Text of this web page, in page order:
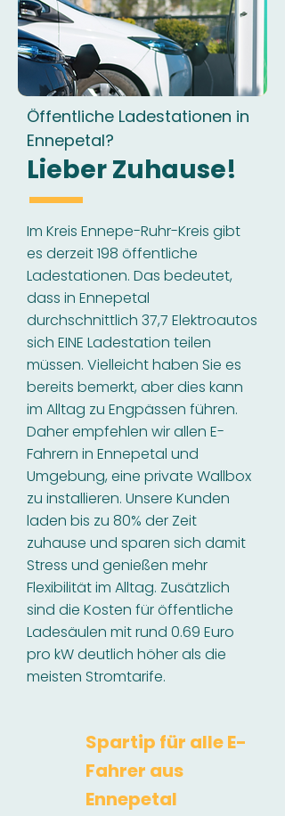
Öffentliche Ladestationen in
Ennepetal?
Lieber Zuhause!
Im Kreis Ennepe-Ruhr-Kreis gibt
es derzeit 198 öffentliche
Ladestationen. Das bedeutet,
dass in Ennepetal
durchschnittlich 37,7 Elektroautos
sich EINE Ladestation teilen
müssen. Vielleicht haben Sie es
bereits bemerkt, aber dies kann
im Alltag zu Engpässen führen.
Daher empfehlen wir allen E-
Fahrern in Ennepetal und
Umgebung, eine private Wallbox
zu installieren. Unsere Kunden
laden bis zu 80% der Zeit
zuhause und sparen sich damit
Stress und genießen mehr
Flexibilität im Alltag. Zusätzlich
sind die Kosten für öffentliche
Ladesäulen mit rund 0.69 Euro
pro kW deutlich höher als die
meisten Stromtarife.
Spartip für alle E-
Fahrer aus
Ennepetal